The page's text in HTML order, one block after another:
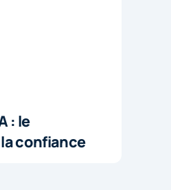
: le
confiance